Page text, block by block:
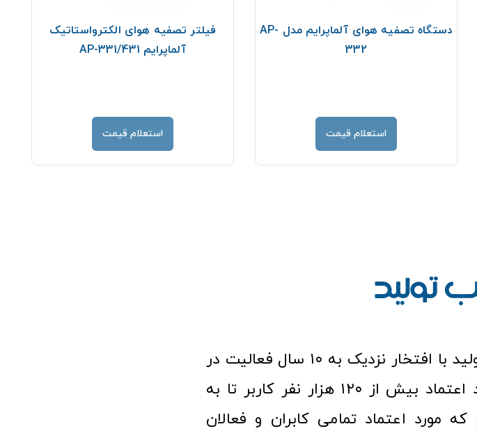
دستگاه تصفیه هوای آلماپرایم مدل AP-
332
استعلام قیمت
فیلتر تصفیه هوای الکترواستاتیک
آلماپرایم AP-331/431
استعلام قیمت
فروشگاه آنلاین تجهیزات پزشکی طب تولید با افتخار نزدیک به ۱۰ سال فعالیت در
عرصه کالا و لوازم پزشکی توانسته مورد اعتماد بیش از ۱۲۰ هزار نفر کاربر تا به
مورد اعتماد تمامی کابران و فعالان